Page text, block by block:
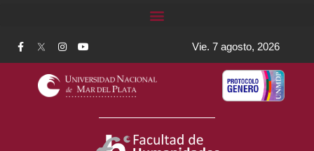
Vie. 7 agosto, 2026